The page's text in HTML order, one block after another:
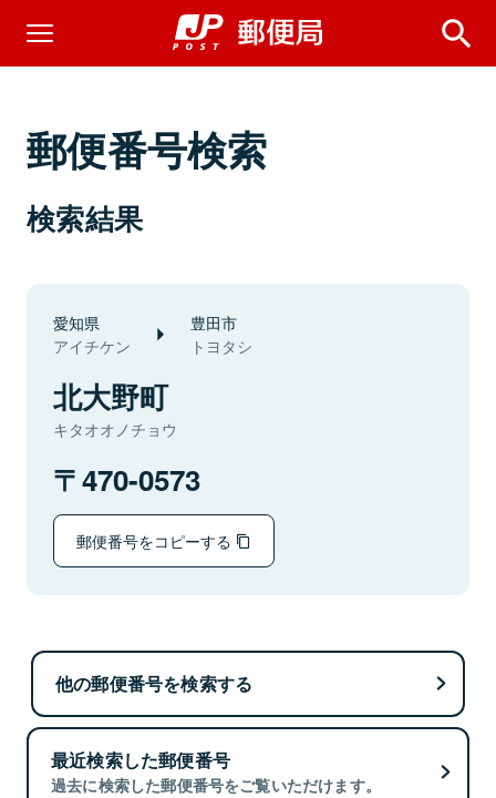
郵便番号検索
検索結果
愛知県
アイチケン
豊田市
トヨタシ
北大野町
キタオオノチョウ
470-0573
郵便番号をコピーする
他の郵便番号を検索する
最近検索した郵便番号
過去に検索した郵便番号をご覧いただけます。